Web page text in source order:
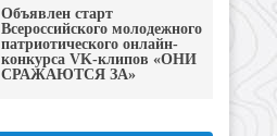
Объявлен старт
Всероссийского молодежного
патриотического онлайн-
конкурса VK-клипов «ОНИ
СРАЖАЮТСЯ ЗА»